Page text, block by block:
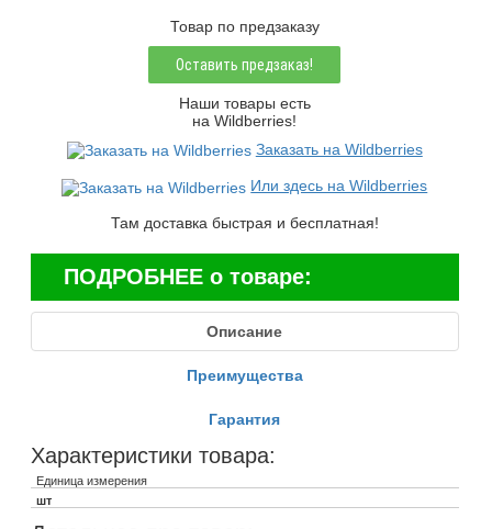
Товар по предзаказу
Оставить предзаказ!
Наши товары есть
на Wildberries!
Заказать на Wildberries
Или здесь на Wildberries
Там доставка быстрая и бесплатная!
ПОДРОБНЕЕ о товаре:
Описание
Преимущества
Гарантия
Характеристики товара:
Единица измерения
шт